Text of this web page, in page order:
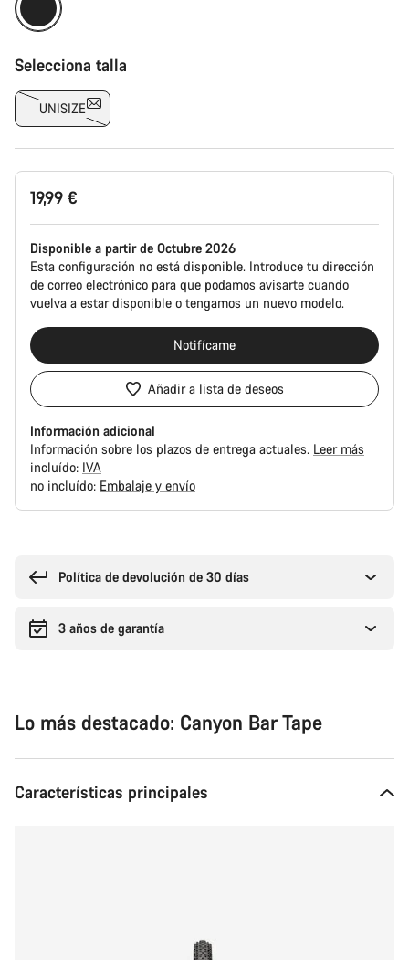
Selecciona talla
UNISIZE
19,99 €
Disponible a partir de Octubre 2026
Esta configuración no está disponible. Introduce tu dirección
de correo electrónico para que podamos avisarte cuando
vuelva a estar disponible o tengamos un nuevo modelo.
Notifícame
Añadir a lista de deseos
Información adicional
Información sobre los plazos de entrega actuales. Leer más
incluído: IVA
no incluído: Embalaje y envío
compra
Política de devolución de 30 días
3 años de garantía
Lo más destacado: Canyon Bar Tape
Características principales